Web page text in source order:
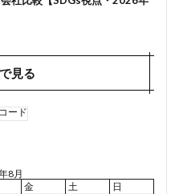
見る
8月
金 土
日